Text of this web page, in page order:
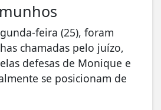
feira (25), foram
chamadas pelo juízo,
defesas de Monique e
se posicionam de